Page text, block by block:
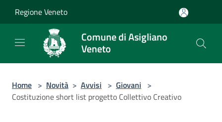
Regione Veneto
Comune di Asigliano
Veneto
Home > Novità > Avvisi > Giovani >
Costituzione short list progetto Collettivo Creativo